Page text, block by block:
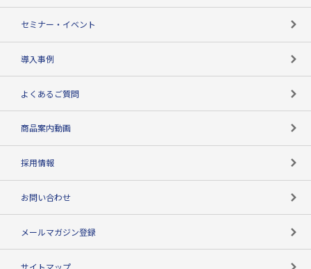
セミナー・イベント
導入事例
よくあるご質問
商品案内動画
採用情報
お問い合わせ
メールマガジン登録
サイトマップ